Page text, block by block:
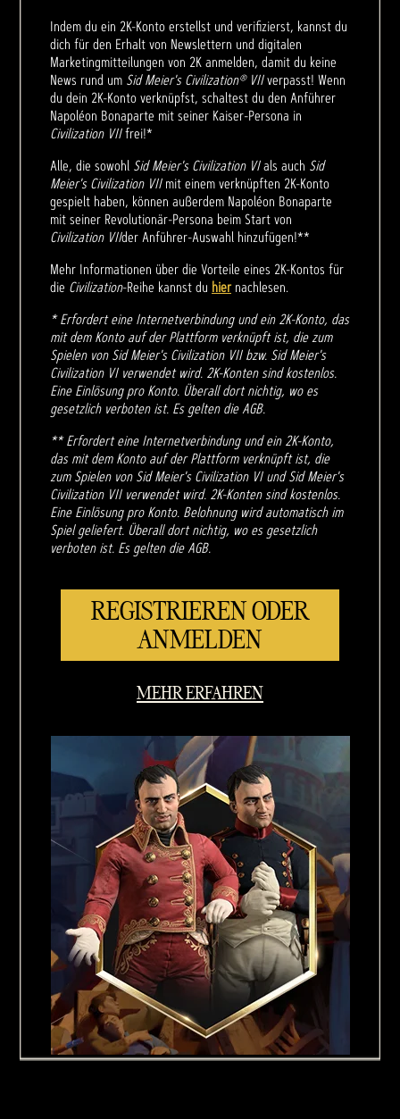
Indem du ein 2K-Konto erstellst und verifizierst, kannst du
dich für den Erhalt von Newslettern und digitalen
Marketingmitteilungen von 2K anmelden, damit du keine
News rund um Sid Meier's Civilization® VIIverpasst! Wenn
du dein 2K-Konto verknüpfst, schaltest du den Anführer
Napoléon Bonaparte mit seiner Kaiser-Persona in
Civilization VIIfrei!*
Alle, die sowohl Sid Meier's Civilization VIals auch Sid
Meier's Civilization VIImit einem verknüpften 2K-Konto
gespielt haben, können außerdem Napoléon Bonaparte
mit seiner Revolutionär-Persona beim Start von
Civilization VIIder Anführer-Auswahl hinzufügen!**
Mehr Informationen über die Vorteile eines 2K-Kontos für
die Civilization-Reihe kannst du hiernachlesen.
* Erfordert eine Internetverbindung und ein 2K-Konto, das
mit dem Konto auf der Plattform verknüpft ist, die zum
Spielen von Sid Meier's Civilization VII bzw. Sid Meier's
Civilization VI verwendet wird. 2K-Konten sind kostenlos.
Eine Einlösung pro Konto. Überall dort nichtig, wo es
gesetzlich verboten ist. Es gelten die AGB.
** Erfordert eine Internetverbindung und ein 2K-Konto,
das mit dem Konto auf der Plattform verknüpft ist, die
zum Spielen von Sid Meier's Civilization VI und Sid Meier's
Civilization VII verwendet wird. 2K-Konten sind kostenlos.
Eine Einlösung pro Konto. Belohnung wird automatisch im
Spiel geliefert. Überall dort nichtig, wo es gesetzlich
verboten ist. Es gelten die AGB.
REGISTRIEREN ODER
ANMELDEN
MEHR ERFAHREN